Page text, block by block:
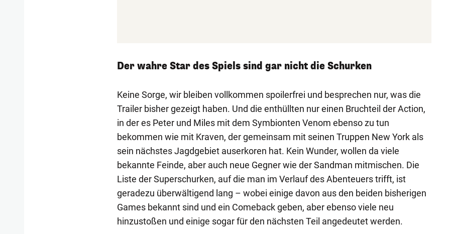
Der wahre Star des Spiels sind gar nicht die Schurken
Keine Sorge, wir bleiben vollkommen spoilerfrei und besprechen nur, was die
Trailer bisher gezeigt haben. Und die enthüllten nur einen Bruchteil der Action,
in der es Peter und Miles mit dem Symbionten Venom ebenso zu tun
bekommen wie mit Kraven, der gemeinsam mit seinen Truppen New York als
sein nächstes Jagdgebiet auserkoren hat. Kein Wunder, wollen da viele
bekannte Feinde, aber auch neue Gegner wie der Sandman mitmischen. Die
Liste der Superschurken, auf die man im Verlauf des Abenteuers trifft, ist
geradezu überwältigend lang – wobei einige davon aus den beiden bisherigen
Games bekannt sind und ein Comeback geben, aber ebenso viele neu
hinzustoßen und einige sogar für den nächsten Teil angedeutet werden.